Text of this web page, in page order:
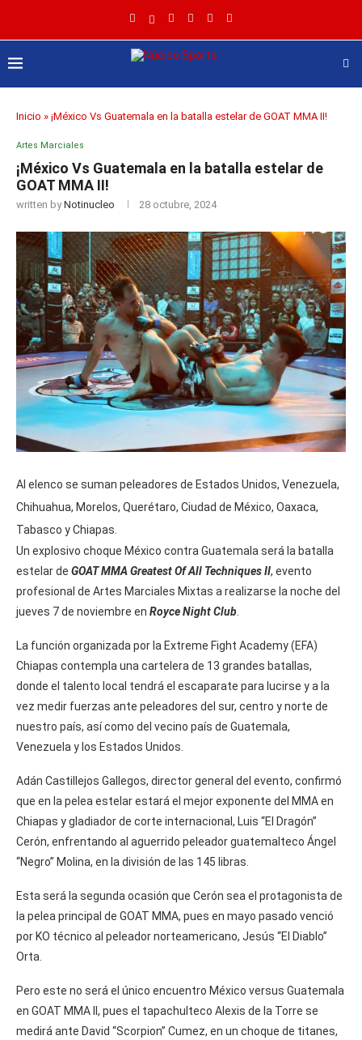
Inicio » ¡México Vs Guatemala en la batalla estelar de GOAT MMA II!
Artes Marciales
¡México Vs Guatemala en la batalla estelar de
GOAT MMA II!
written byNotinucleo 28 octubre, 2024
Al elenco se suman peleadores de Estados Unidos, Venezuela,
Chihuahua, Morelos, Querétaro, Ciudad de México, Oaxaca,
Tabasco y Chiapas.
Un explosivo choque México contra Guatemala será la batalla
estelar de GOAT MMA Greatest Of All Techniques II, evento
profesional de Artes Marciales Mixtas a realizarse la noche del
jueves 7 de noviembre en Royce Night Club
La función organizada por la Extreme Fight Academy (EFA)
Chiapas contempla una cartelera de 13 grandes batallas,
donde el talento local tendrá el escaparate para lucirse y a la
vez medir fuerzas ante peleadores del sur, centro y norte de
nuestro país, así como del vecino país de Guatemala,
Venezuela y los Estados Unidos.
Adán Castillejos Gallegos, director general del evento, confirmó
que en la pelea estelar estará el mejor exponente del MMA en
Chiapas y gladiador de corte internacional, Luis “El Dragón”
Cerón, enfrentando al aguerrido peleador guatemalteco Ángel
“Negro” Molina, en la división de las 145 libras.
Esta será la segunda ocasión que Cerón sea el protagonista de
la pelea principal de GOAT MMA, pues en mayo pasado venció
por KO técnico al peleador norteamericano, Jesús “El Diablo”
Orta.
Pero este no será el único encuentro México versus Guatemala
en GOAT MMA II, pues el tapachulteco Alexis de la Torre se
medirá ante David “Scorpion” Cumez, en un choque de titanes,